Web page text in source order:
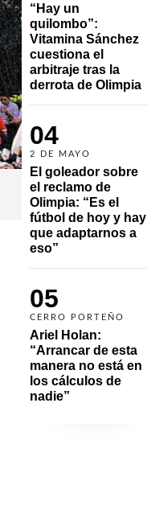
“Hay un
quilombo”:
Vitamina Sánchez
cuestiona el
arbitraje tras la
derrota de Olimpia
04
2 DE MAYO
El goleador sobre
el reclamo de
Olimpia: “Es el
fútbol de hoy y hay
que adaptarnos a
eso”
05
CERRO PORTEÑO
Ariel Holan:
“Arrancar de esta
manera no está en
los cálculos de
nadie”